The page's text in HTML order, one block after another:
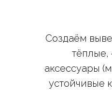
Создаём
тёплые,
аксессуары
устойчивые